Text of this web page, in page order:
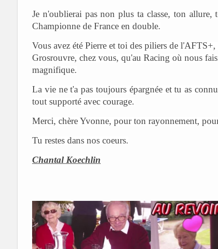
Je n'oublierai pas non plus ta classe, ton
Championne de France en double.
Vous avez été Pierre et toi des piliers de
Grosrouvre, chez vous, qu'au Racing où nous
magnifique.
La vie ne t'a pas toujours épargnée et tu as
tout supporté avec courage.
Merci, chère Yvonne, pour ton rayonnement,
Tu restes dans nos coeurs.
Chantal Koechlin